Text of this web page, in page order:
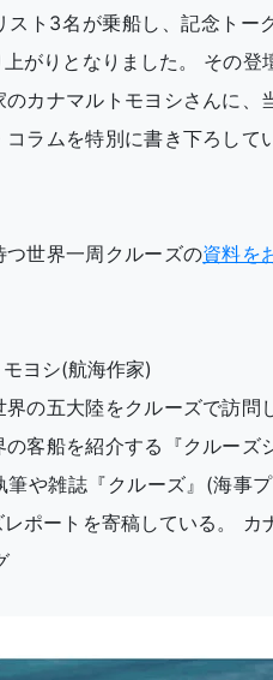
スト3名が乗船し、記念トー
がりとなりました。 その登
カナマルトモヨシさんに、
ラムを特別に書き下ろして
世界一周クルーズの資料を
ヨシ(航海作家)
の五大陸をクルーズで訪問
客船を紹介する『クルーズ
筆や雑誌『クルーズ』(海事
ポートを寄稿している。 カ